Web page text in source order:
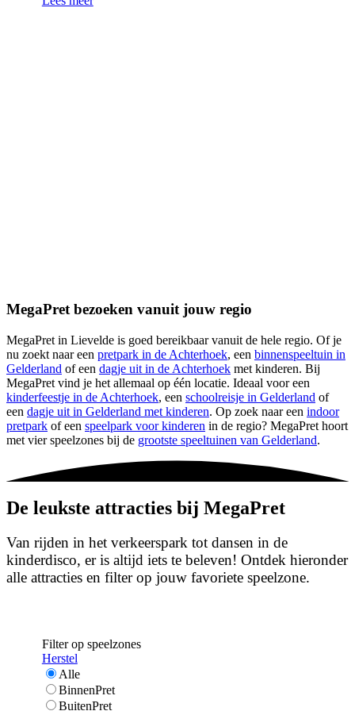
MegaPret bezoeken vanuit jouw regio
MegaPret in Lievelde is goed bereikbaar vanuit de hele regio. Of je
nu zoekt naar een pretpark in de Achterhoek, een binnenspeeltuin in
Gelderland of een dagje uit in de Achterhoek met kinderen. Bij
MegaPret vind je het allemaal op één locatie. Ideaal voor een
kinderfeestje in de Achterhoek, een schoolreisje in Gelderland of
een dagje uit in Gelderland met kinderen. Op zoek naar een indoor
pretpark of een speelpark voor kinderen in de regio? MegaPret hoort
met vier speelzones bij de grootste speeltuinen van Gelderland.
De leukste attracties bij MegaPret
Van rijden in het verkeerspark tot dansen in de
kinderdisco, er is altijd iets te beleven! Ontdek hieronder
alle attracties en filter op jouw favoriete speelzone.
Filter op speelzones
Herstel
Alle
BinnenPret
BuitenPret